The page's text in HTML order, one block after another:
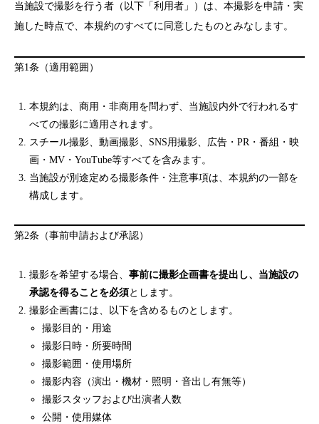
当施設で撮影を行う者（以下「利用者」）は、本撮影を申請・実
施した時点で、本規約のすべてに同意したものとみなします。
第1条（適用範囲）
本規約は、商用・非商用を問わず、当施設内外で行われるす
べての撮影に適用されます。
スチール撮影、動画撮影、SNS用撮影、広告・PR・番組・映
画・MV・YouTube等すべてを含みます。
当施設が別途定める撮影条件・注意事項は、本規約の一部を
構成します。
第2条（事前申請および承認）
撮影を希望する場合、 事前に撮影企画書を提出し、当施設の
承認を得ることを必須とします。
撮影企画書には、以下を含めるものとします。
撮影目的・用途
撮影日時・所要時間
撮影範囲・使用場所
撮影内容（演出・機材・照明・音出し有無等）
撮影スタッフおよび出演者人数
公開・使用媒体